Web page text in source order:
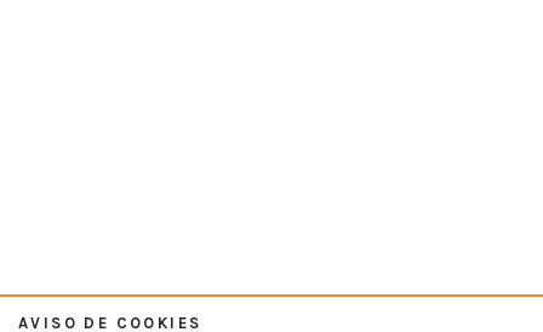
AVISO DE COOKIES